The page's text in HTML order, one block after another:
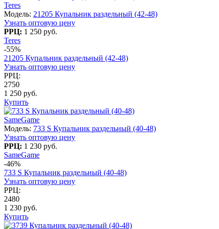
Teres
Модель: 21205 Купальник раздельный (42-48)
Узнать оптовую цену
РРЦ: 1 250 руб.
Teres
-55%
21205 Купальник раздельный (42-48)
Узнать оптовую цену
РРЦ:
2750
1 250 руб.
Купить
SameGame
Модель: 733 S Купальник раздельный (40-48)
Узнать оптовую цену
РРЦ: 1 230 руб.
SameGame
-46%
733 S Купальник раздельный (40-48)
Узнать оптовую цену
РРЦ:
2480
1 230 руб.
Купить